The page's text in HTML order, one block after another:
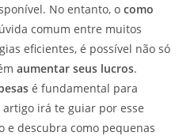
No entanto, o como
comum entre muitos
eficientes, é possível não só
aumentar seus lucros.
é fundamental para
irá te guiar por esse
e descubra como pequenas